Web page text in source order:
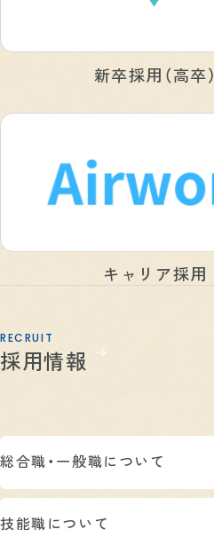
新卒採用（高卒）
キャリア採用
RECRUIT
採用情報
総合職・一般職について
技能職について